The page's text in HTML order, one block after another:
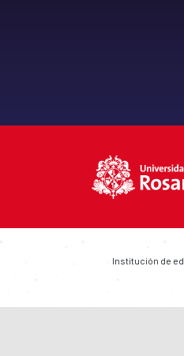
Institución de